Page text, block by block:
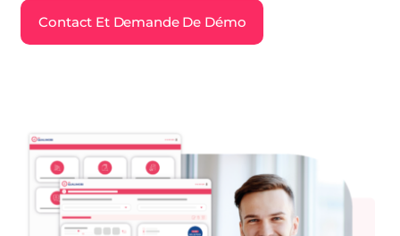
Contact Et Demande De Démo